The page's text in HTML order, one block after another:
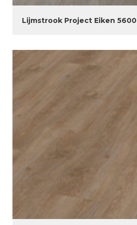
Lijmstrook Project Eiken 5600